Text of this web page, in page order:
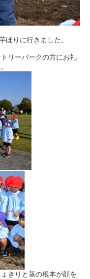
りに行きました。
リーパークの方にお礼
きりと茎の根本が顔を